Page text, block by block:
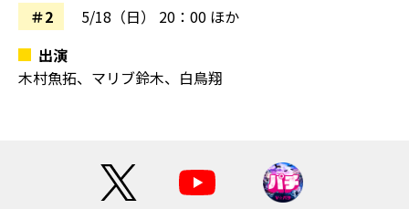
＃2
5/18（日）
20：00 ほか
出演
木村魚拓、マリブ鈴木、白鳥翔